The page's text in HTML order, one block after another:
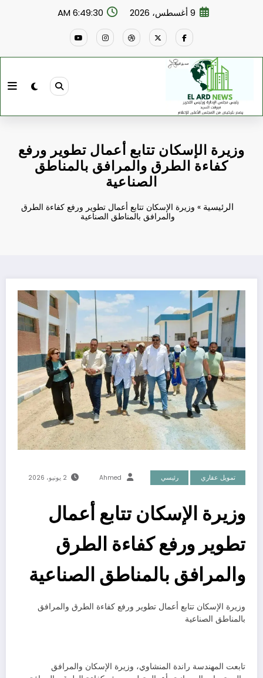
9 أغسطس، 2026 6:49:31 AM
وزيرة الإسكان تتابع أعمال تطوير ورفع
كفاءة الطرق والمرافق بالمناطق
الصناعية
الرئيسية » وزيرة الإسكان تتابع أعمال تطوير ورفع كفاءة الطرق
والمرافق بالمناطق الصناعية
تمويل عقاري رئيسي Ahmed 2 يونيو، 2026
وزيرة الإسكان تتابع أعمال
تطوير ورفع كفاءة الطرق
والمرافق بالمناطق الصناعية
وزيرة الإسكان تتابع أعمال تطوير ورفع كفاءة الطرق والمرافق
بالمناطق الصناعية
تابعت المهندسة راندة المنشاوي، وزيرة الإسكان والمرافق